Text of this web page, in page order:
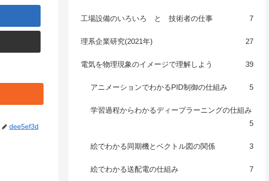
dee5ef3d
工場設備のいろいろ と 技術者の仕事 7
理系企業研究(2021年) 27
電気を物理現象のイメージで理解しよう 39
アニメーションでわかるPID制御の仕組み 5
学習過程からわかるディープラーニングの仕組み
5
絵でわかる同期機とベクトル図の関係 3
絵でわかる送配電の仕組み 7